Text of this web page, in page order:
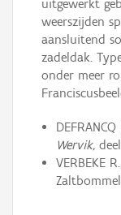
uitgewerkt
weerszijden
aansluitend
zadeldak.
onder meer
DEFRANCQ
Wervik,deel
VERBEKE